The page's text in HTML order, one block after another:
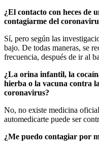
¿El contacto con heces de
contagiarme del
Sí, pero según las
bajo. De todas maneras, se
frecuencia, después de ir al
¿La orina infantil, la
hierba o la vacuna contra
coronavirus?
No, no existe medicina
automedicarte puede ser
¿Me puedo contagiar por